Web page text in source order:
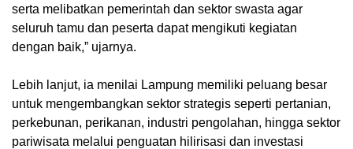
serta melibatkan pemerintah dan sektor swasta agar
seluruh tamu dan peserta dapat mengikuti kegiatan
dengan baik,” ujarnya.
Lebih lanjut, ia menilai Lampung memiliki peluang besar
untuk mengembangkan sektor strategis seperti pertanian,
perkebunan, perikanan, industri pengolahan, hingga sektor
pariwisata melalui penguatan hilirisasi dan investasi